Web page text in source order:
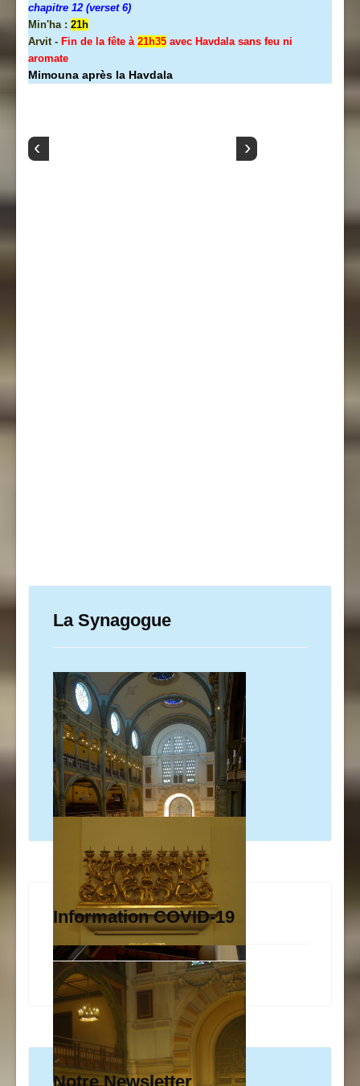
chapitre 12 (verset 6)
Min'ha : 21h
Arvit - Fin de la fête à 21h35 avec Havdala sans feu ni
aromate
Mimouna après la Havdala
‹ ›
La Synagogue
Information COVID-19
Notre Newsletter